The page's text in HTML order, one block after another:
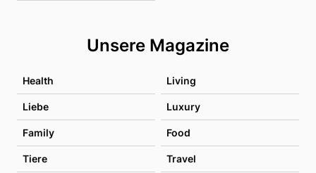
Unsere Magazine
Health Living
Liebe Luxury
Family Food
Tiere Travel